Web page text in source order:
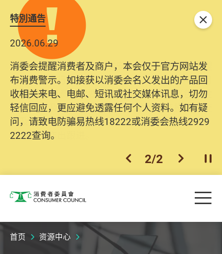
特別通告
2026.06.29
消委会提醒消费者及商户，本会仅于官方网站发
布消费警示。如接获以消委会名义发出的产品回
收相关来电、电邮、短讯或社交媒体讯息，切勿
轻信回应，更应避免透露任何个人资料。如有疑
问，请致电防骗易热线18222或消委会热线2929
2222查询。
2025.10.31
为提升使用者体验及网络安全，本会的投诉处理
系统已经进行升级及推出新功能。由2025年11月
10日起，消费者需要提供基本联络资料（包括姓
名、电邮及电话）注册帐户，才可提交投诉、查
询及建议。所有提交纪录将清晰整合于帐户中，
方便日后作出跟进。
上一个
2/2 下一个开
关闭
消费者委员会 目
首页 资源中心